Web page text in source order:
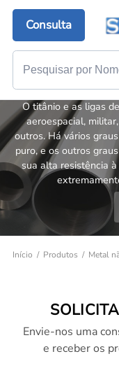
Consulta
O titânio e as ligas
aeroespacial,
outros. Há vários
puro, e os outros
sua alta resistência
Início Produtos Metal
Envie-nos uma
e receber os